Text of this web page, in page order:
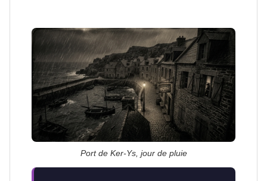
Port de Ker-Ys, jour de pluie